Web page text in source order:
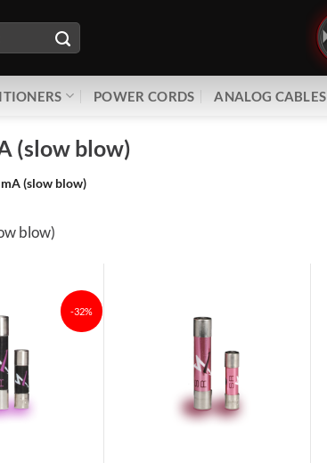
POWER CORDS ANALOG CABLES
(slow blow)
(slow blow)
blow)
-32%